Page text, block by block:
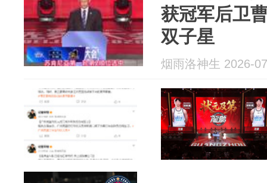
获冠军后卫
双子星
烟雨洛神生 2026-